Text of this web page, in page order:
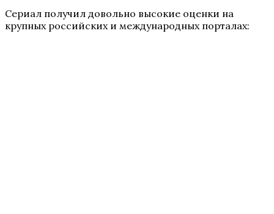
Сериал получил довольно высокие оценки на
крупных российских и международных порталах: